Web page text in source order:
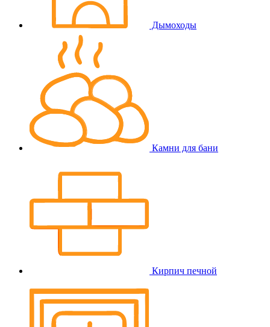
Дымоходы
Камни для бани
Кирпич печной